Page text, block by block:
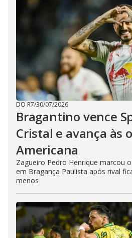
DO R7/30/07/2026
Bragantino vence
Cristal e avança às
Americana
Zagueiro Pedro Henrique marcou
em Bragança Paulista após rival
menos